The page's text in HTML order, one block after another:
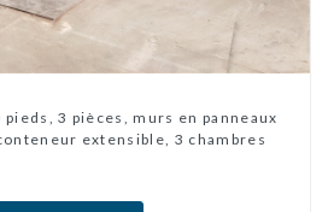
3 pièces, murs en panneaux
extensible, 3 chambres